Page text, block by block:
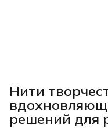
Нити
решений для